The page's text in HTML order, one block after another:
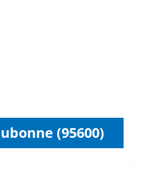
(95600)